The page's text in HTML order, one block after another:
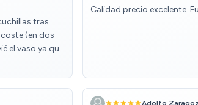
tras
(en dos
el vaso ya que
Tras
un modelo
A pesar de
Calidad precio excelente.
Adolfo